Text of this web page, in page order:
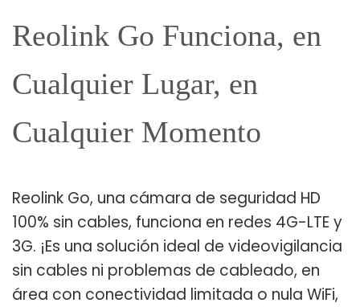
Reolink Go Funciona, en
Cualquier Lugar, en
Cualquier Momento
Reolink Go, una cámara de seguridad HD
100% sin cables, funciona en redes 4G-LTE y
3G. ¡Es una solución ideal de videovigilancia
sin cables ni problemas de cableado, en
área con conectividad limitada o nula WiFi,